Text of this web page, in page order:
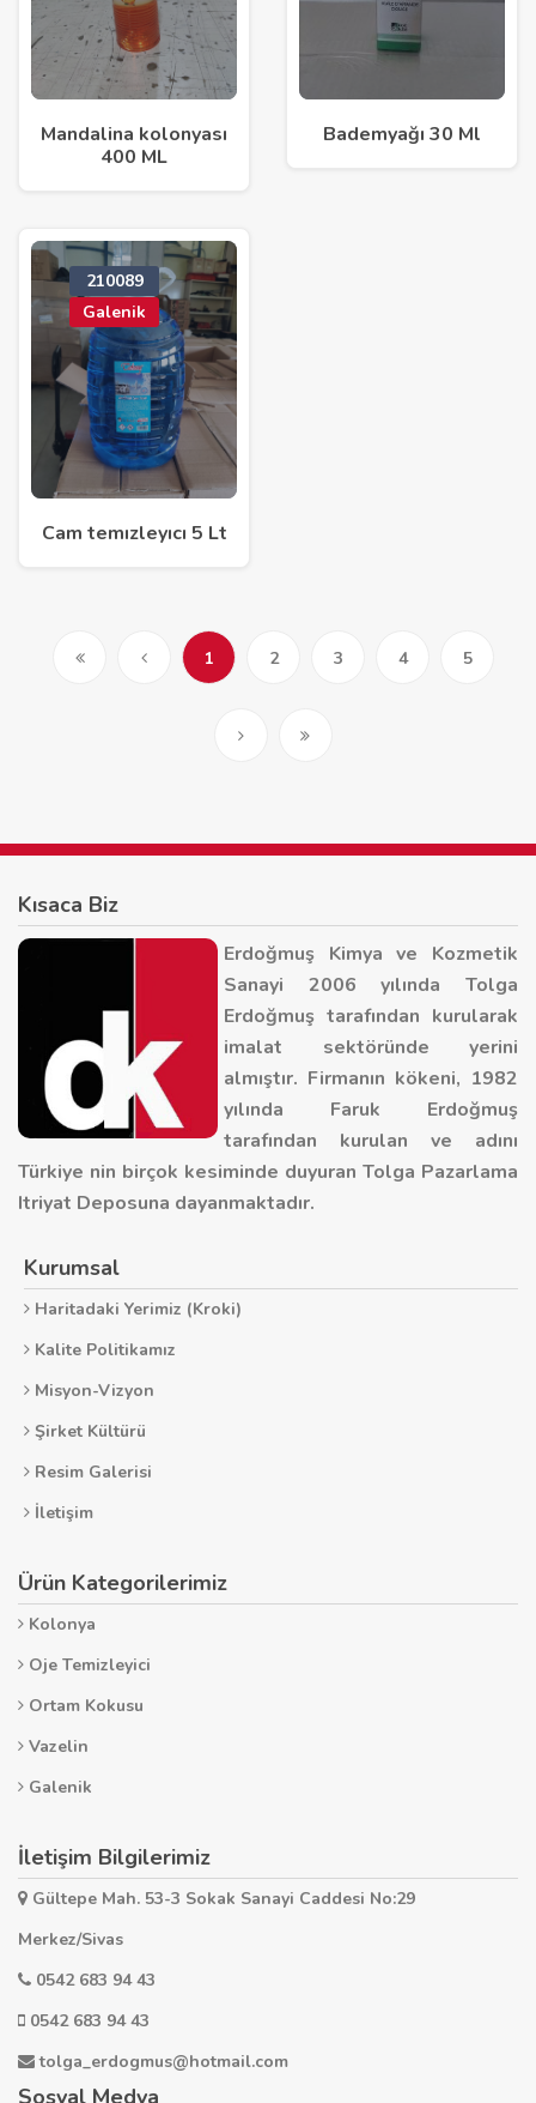
Mandalina kolonyası
400 ML
Bademyağı 30 Ml
210089
Galenik
Cam temızleyıcı 5 Lt
1 2 3 4 5
Kısaca Biz
Erdoğmuş Kimya ve Kozmetik
Sanayi 2006 yılında Tolga
Erdoğmuş tarafından kurularak
imalat sektöründe yerini
almıştır. Firmanın kökeni, 1982
yılında Faruk Erdoğmuş
tarafından kurulan ve adını
Türkiye nin birçok kesiminde duyuran Tolga Pazarlama
Itriyat Deposuna dayanmaktadır.
Kurumsal
Haritadaki Yerimiz (Kroki)
Kalite Politikamız
Misyon-Vizyon
Şirket Kültürü
Resim Galerisi
İletişim
Ürün Kategorilerimiz
Kolonya
Oje Temizleyici
Ortam Kokusu
Vazelin
Galenik
İletişim Bilgilerimiz
Gültepe Mah. 53-3 Sokak Sanayi Caddesi No:29
Merkez/Sivas
0542 683 94 43
0542 683 94 43
tolga_erdogmus@hotmail.com
Sosyal Medya